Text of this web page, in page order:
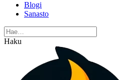
Blogi
Sanasto
Haku